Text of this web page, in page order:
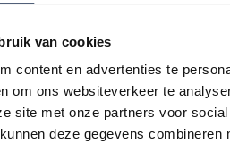
van cookies
content en advertenties te
om ons websiteverkeer te
site met onze partners voor
deze gegevens combineren
ontstaat. Dit resulteert in een
van dit type boord staan
boord, maar niet zo
Dit zorgt voor een elegante